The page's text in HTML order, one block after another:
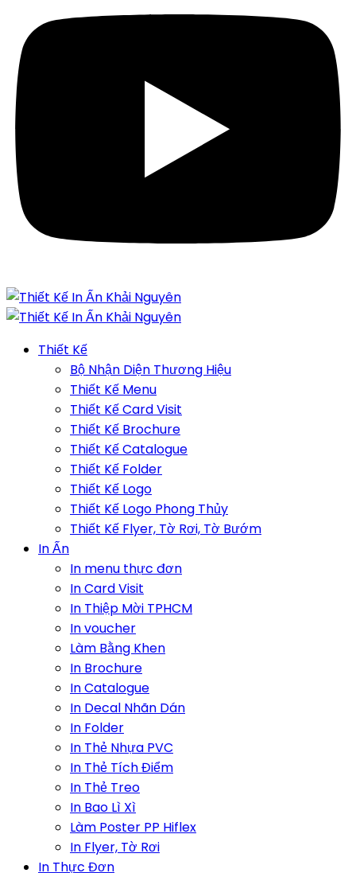
Thiết Kế
Bộ Nhận Diện Thương Hiệu
Thiết Kế Menu
Thiết Kế Card Visit
Thiết Kế Brochure
Thiết Kế Catalogue
Thiết Kế Folder
Thiết Kế Logo
Thiết Kế Logo Phong Thủy
Thiết Kế Flyer, Tờ Rơi, Tờ Bướm
In Ấn
In menu thực đơn
In Card Visit
In Thiệp Mời TPHCM
In voucher
Làm Bằng Khen
In Brochure
In Catalogue
In Decal Nhãn Dán
In Folder
In Thẻ Nhựa PVC
In Thẻ Tích Điểm
In Thẻ Treo
In Bao Lì Xì
Làm Poster PP Hiflex
In Flyer, Tờ Rơi
In Thực Đơn